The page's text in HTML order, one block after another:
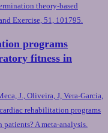
theory-based
Exercise, 51, 101795.
programs
fitness in
J., Oliveira, J, Vera-Garcia,
rehabilitation programs
A meta-analysis.